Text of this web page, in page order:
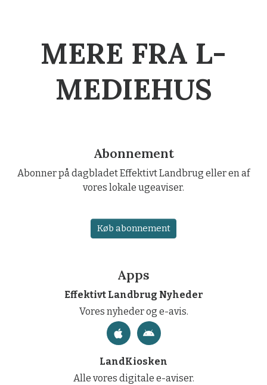
MERE FRA L-
MEDIEHUS
Abonnement
Abonner på dagbladet Effektivt Landbrug eller en af
vores lokale ugeaviser.
Køb abonnement
Apps
Effektivt Landbrug Nyheder
Vores nyheder og e-avis.
LandKiosken
Alle vores digitale e-aviser.